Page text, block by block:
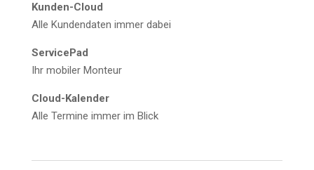
Kun­den-Cloud
Alle Kun­den­da­ten immer dabei
Ser­vice­Pad
Ihr mobi­ler Monteur
Cloud-Kalen­der
Alle Ter­mi­ne immer im Blick